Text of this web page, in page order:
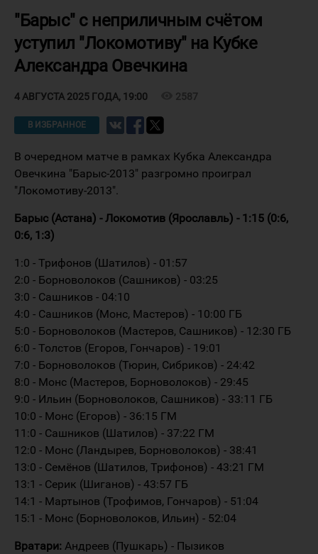
"Барыс" с неприличным счётом
уступил "Локомотиву" на Кубке
Александра Овечкина
4 АВГУСТА 2025 ГОДА, 19:00 2587
В ИЗБРАННОЕ
В очередном матче в рамках Кубка Александра
Овечкина "Барыс-2013" разгромно проиграл
"Локомотиву-2013".
Барыс (Астана) - Локомотив (Ярославль) - 1:15 (0:6,
0:6, 1:3)
1:0 - Трифонов (Шатилов) - 01:57
2:0 - Борноволоков (Сашников) - 03:25
3:0 - Сашников - 04:10
4:0 - Сашников (Монс, Мастеров) - 10:00 ГБ
5:0 - Борноволоков (Мастеров, Сашников) - 12:30 ГБ
6:0 - Толстов (Егоров, Гончаров) - 19:01
7:0 - Борноволоков (Тюрин, Сибриков) - 24:42
8:0 - Монс (Мастеров, Борноволоков) - 29:45
9:0 - Ильин (Борноволоков, Сашников) - 33:11 ГБ
10:0 - Монс (Егоров) - 36:15 ГМ
11:0 - Сашников (Шатилов) - 37:22 ГМ
12:0 - Монс (Ландырев, Борноволоков) - 38:41
13:0 - Семёнов (Шатилов, Трифонов) - 43:21 ГМ
13:1 - Серик (Шиганов) - 43:57 ГБ
14:1 - Мартынов (Трофимов, Гончаров) - 51:04
15:1 - Монс (Борноволоков, Ильин) - 52:04
Вратари: Андреев (Пушкарь) - Пызиков